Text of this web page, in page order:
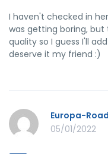
I haven't checked in
was getting boring, but
quality so I guess I'll
deserve it my friend :)
Europa-Road
05/01/2022